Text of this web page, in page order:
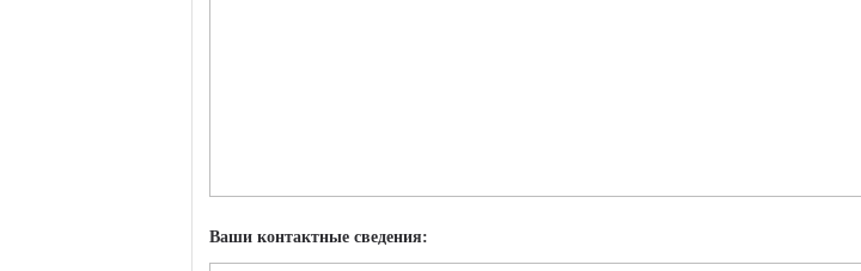
Ваши контактные сведения: